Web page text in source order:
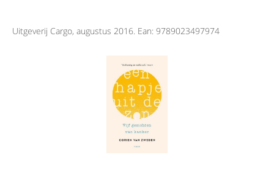
Uitgeverij Cargo, augustus 2016. Ean: 9789023497974